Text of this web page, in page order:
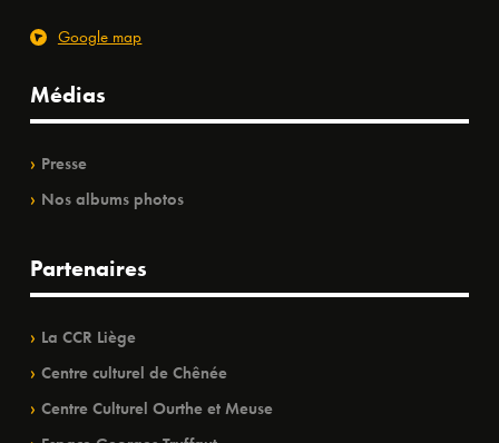
Google map
Médias
Presse
Nos albums photos
Partenaires
La CCR Liège
Centre culturel de Chênée
Centre Culturel Ourthe et Meuse